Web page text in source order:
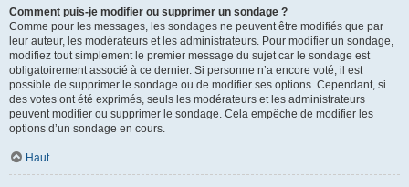
Comment puis-je modifier ou supprimer un sondage ?
Comme pour les messages, les sondages ne peuvent être modifiés que par
leur auteur, les modérateurs et les administrateurs. Pour modifier un sondage,
modifiez tout simplement le premier message du sujet car le sondage est
obligatoirement associé à ce dernier. Si personne n’a encore voté, il est
possible de supprimer le sondage ou de modifier ses options. Cependant, si
des votes ont été exprimés, seuls les modérateurs et les administrateurs
peuvent modifier ou supprimer le sondage. Cela empêche de modifier les
options d’un sondage en cours.
Haut